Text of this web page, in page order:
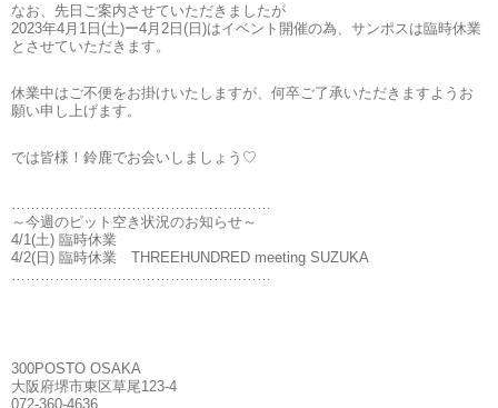
なお、先日ご案内させていただきましたが
2023年4月1日(土)ー4月2日(日)はイベント開催の為、サンポスは臨時休業
とさせていただきます。
休業中はご不便をお掛けいたしますが、何卒ご了承いただきますようお
願い申し上げます。
では皆様！鈴鹿でお会いしましょう♡
～今週のピット空き状況のお知らせ～
4/1(土) 臨時休業
4/2(日) 臨時休業 THREEHUNDRED meeting SUZUKA
300POSTO OSAKA
大阪府堺市東区草尾123-4
072-360-4636